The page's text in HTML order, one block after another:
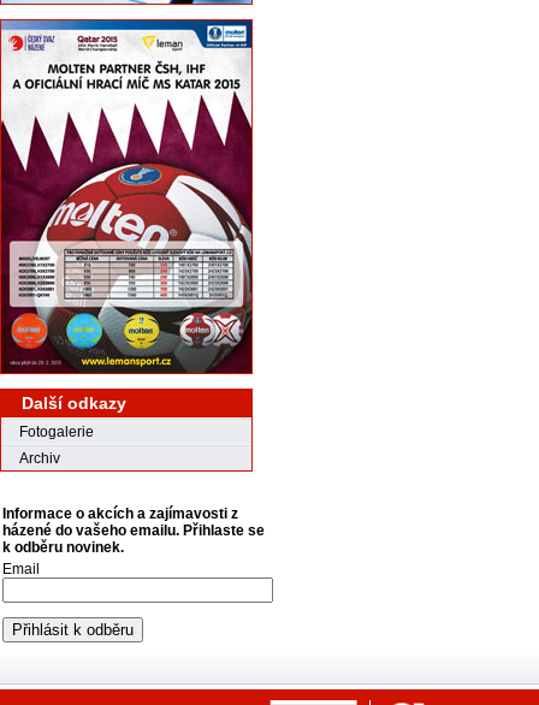
Další odkazy
Fotogalerie
Archiv
Informace o akcích a zajímavosti z
házené do vašeho emailu. Přihlaste se
k odběru novinek.
Email